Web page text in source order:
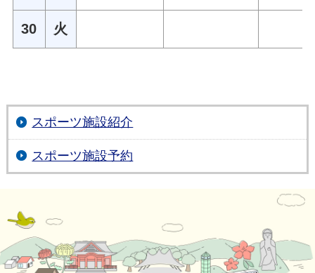
30 火
スポーツ施設紹介
スポーツ施設予約